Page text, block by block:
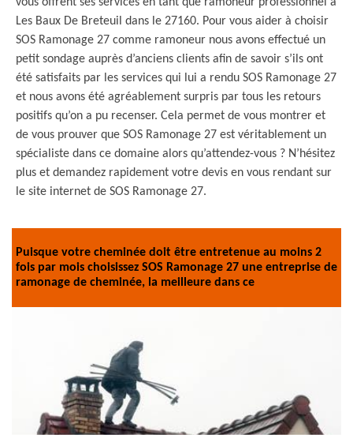
Les Baux De Breteuil dans le 27160. Pour vous aider à choisir
SOS Ramonage 27 comme ramoneur nous avons effectué un
petit sondage auprès d’anciens clients afin de savoir s’ils ont
été satisfaits par les services qui lui a rendu SOS Ramonage 27
et nous avons été agréablement surpris par tous les retours
positifs qu’on a pu recenser. Cela permet de vous montrer et
de vous prouver que SOS Ramonage 27 est véritablement un
spécialiste dans ce domaine alors qu’attendez-vous ? N’hésitez
plus et demandez rapidement votre devis en vous rendant sur
le site internet de SOS Ramonage 27.
Puisque votre cheminée doit être entretenue au moins 2
fois par mois choisissez SOS Ramonage 27 une entreprise de
ramonage de cheminée, la meilleure dans ce